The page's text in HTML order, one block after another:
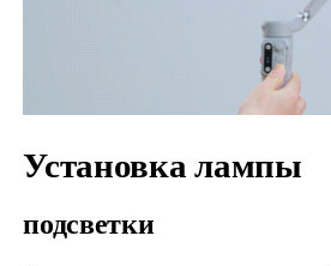
Установка лампы
подсветки